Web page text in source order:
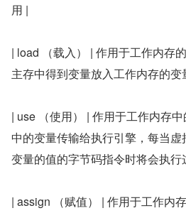
用 |
| load （载入） | 作用于工作内存
主存中得到变量放入工作内存的变
| use （使用） | 作用于工作内存
中的变量传输给执行引擎，每当
变量的值的字节码指令时将会执行
| assign （赋值） | 作用于工作内